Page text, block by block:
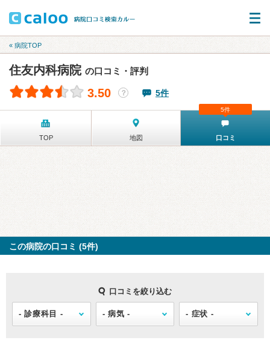
« 病院TOP
住友内科病院 の口コミ・評判
3.50 ？ 5件
TOP 地図 口コミ
5件
この病院の口コミ (5件)
口コミを絞り込む